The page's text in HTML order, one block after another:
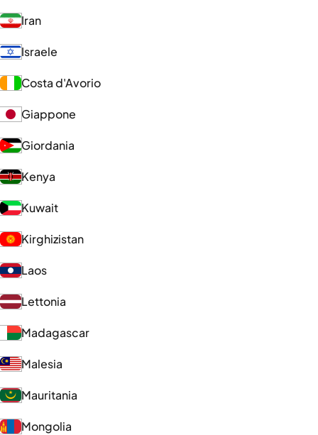
Iran
Israele
Costa d'Avorio
Giappone
Giordania
Kenya
Kuwait
Kirghizistan
Laos
Lettonia
Madagascar
Malesia
Mauritania
Mongolia